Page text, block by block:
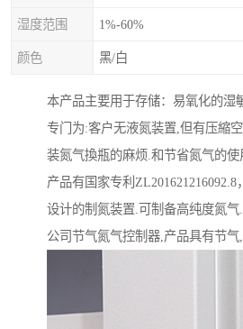
湿度范围 1%-60%
颜色 黑/白
本产品主要用于存储：易氧化的湿
专门为:客户无液氮装置,但有压縮
装氮气換瓶的麻烦.和节省氮气的
产品有国家专利
设计的制氮装置.可制备高纯度氮
公司节气氮气控制器,产品具有节